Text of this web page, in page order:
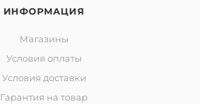
ИНФОРМАЦИЯ
Магазины
Условия оплаты
Условия доставки
Гарантия на товар